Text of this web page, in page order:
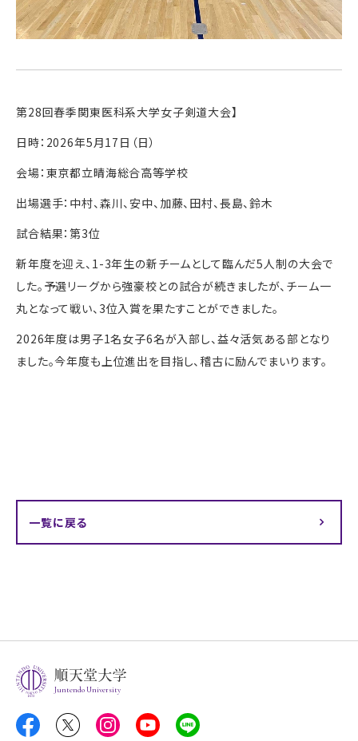
第28回春季関東医科系大学女子剣道大会】
日時：2026年5月17日（日）
会場：東京都立晴海総合高等学校
出場選手：中村、森川、安中、加藤、田村、長島、鈴木
試合結果：第3位
新年度を迎え、1-3年生の新チームとして臨んだ5人制の大会で
した。予選リーグから強豪校との試合が続きましたが、チーム一
丸となって戦い、3位入賞を果たすことができました。
2026年度は男子1名女子6名が入部し、益々活気ある部となり
ました。今年度も上位進出を目指し、稽古に励んでまいります。
一覧に戻る
Juntendo University